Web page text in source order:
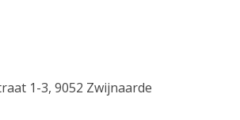
1-3, 9052 Zwijnaarde